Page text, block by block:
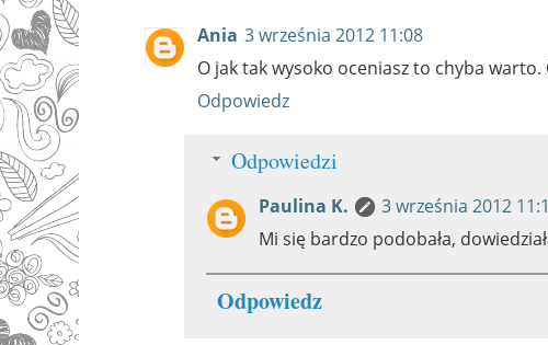
Ania 3 września 2012 11:08
O jak tak wysoko oceniasz to chyba warto.
Odpowiedz
Odpowiedzi
Paulina K.
3 września 2012
Mi się bardzo podobała,
Odpowiedz